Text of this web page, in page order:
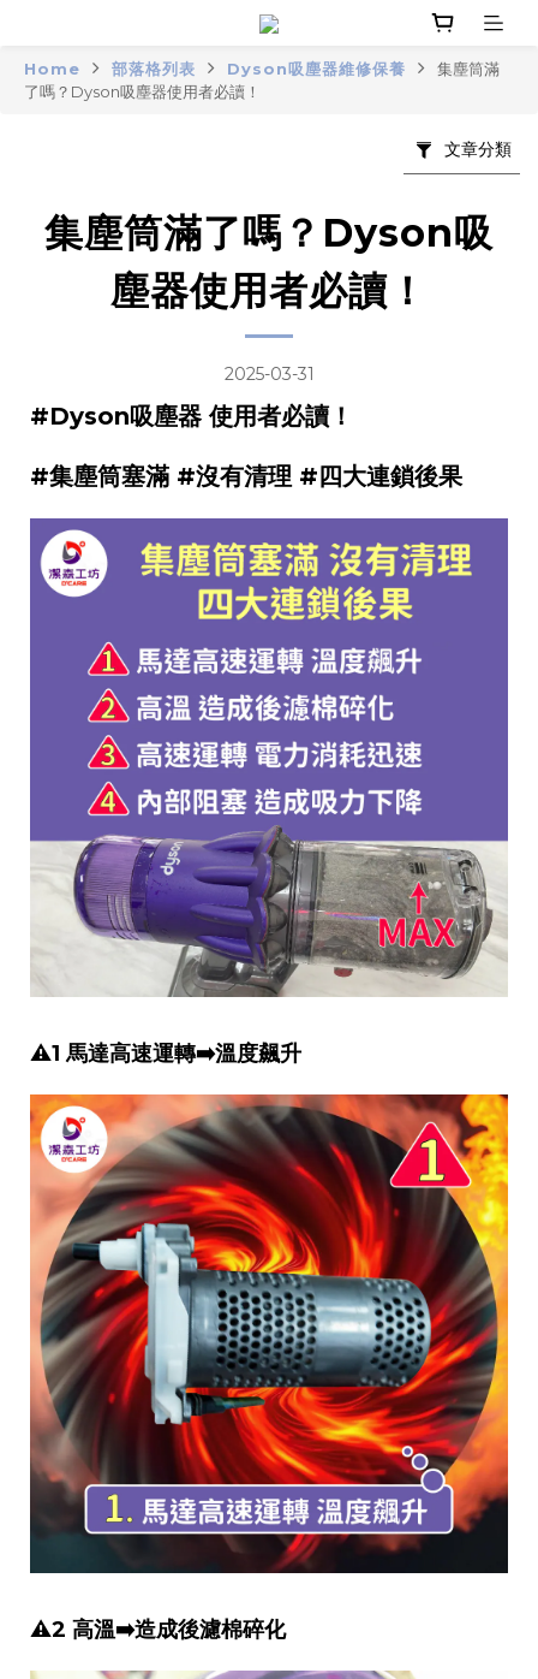
Home 部落格列表 Dyson吸塵器維修保養
集塵筒滿
了嗎？Dyson吸塵器使用者必讀！
文章分類
集塵筒滿了嗎？Dyson吸
塵器使用者必讀！
2025-03-31
#Dyson吸塵器 使用者必讀！
#集塵筒塞滿 #沒有清理 #四大連鎖後果
⚠️1 馬達高速運轉➡️溫度飆升
⚠️2 高溫➡️造成後濾棉碎化